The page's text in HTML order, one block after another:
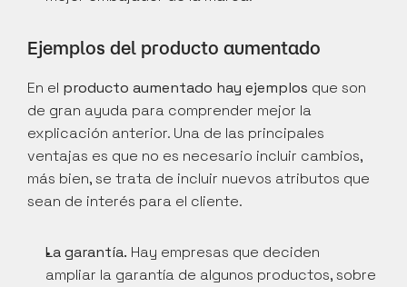
Ejemplos del producto aumentado
En el producto aumentado hay ejemplos que son
de gran ayuda para comprender mejor la
explicación anterior. Una de las principales
ventajas es que no es necesario incluir cambios,
más bien, se trata de incluir nuevos atributos que
sean de interés para el cliente.
La garantía. Hay empresas que deciden
ampliar la garantía de algunos productos, sobre